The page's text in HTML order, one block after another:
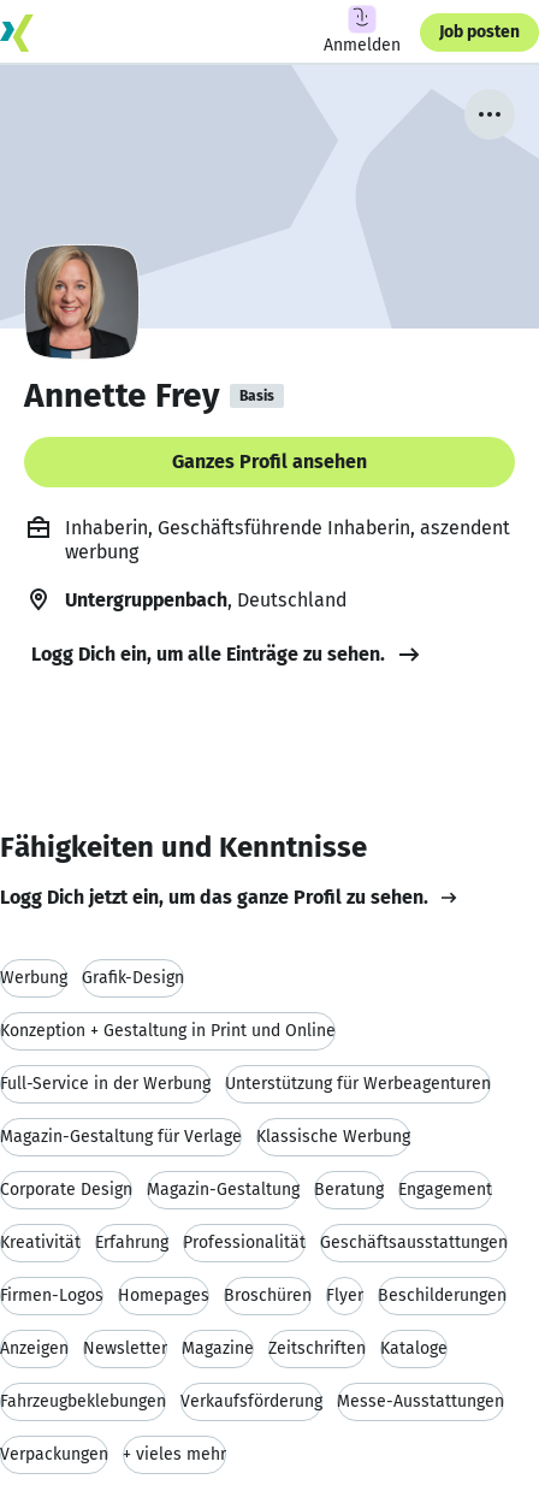
Anmelden
Job posten
Annette Frey Basis
Ganzes Profil ansehen
Inhaberin, Geschäftsführende Inhaberin, aszendent
werbung
Untergruppenbach, Deutschland
Logg Dich ein, um alle Einträge zu sehen.
Fähigkeiten und Kenntnisse
Logg Dich jetzt ein, um das ganze Profil zu sehen.
Werbung Grafik-Design
Konzeption + Gestaltung in Print und Online
Full-Service in der Werbung Unterstützung für Werbeagenturen
Magazin-Gestaltung für Verlage Klassische Werbung
Corporate Design Magazin-Gestaltung Beratung Engagement
Kreativität Erfahrung Professionalität Geschäftsausstattungen
Firmen-Logos Homepages Broschüren Flyer Beschilderungen
Anzeigen Newsletter Magazine Zeitschriften Kataloge
Fahrzeugbeklebungen Verkaufsförderung Messe-Ausstattungen
Verpackungen + vieles mehr